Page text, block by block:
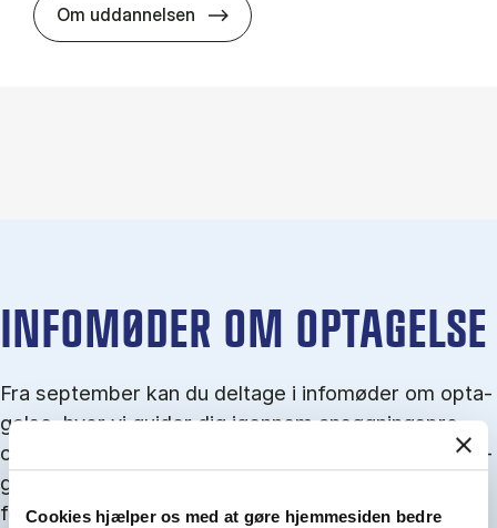
Cookies hjælper os med at gøre hjemmesiden bedre
Om uddannelsen HA(mat.) - erhvervs­økonomi og
IN­FO­MØ­DER OM OP­TA­GEL­SE
Fra september kan du del­tage i in­fo­mø­der om op­ta­
gel­se, hvor vi gu­i­der dig igen­nem an­søg­nings­pro­
ces­sen, og for­tæl­ler om kvo­te 1 og 2, sprog- og ad­
gangs­krav, og hvordan du forbedrer dine chancer
for at blive optaget.